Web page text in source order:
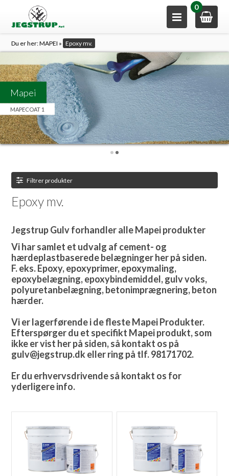
0
Du er her:MAPEI » Epoxy mv.
Mapei
MAPECOAT 1
Filtrer produkter
Epoxy mv.
Jegstrup Gulv forhandler alle Mapei produkter
Vi har samlet et udvalg af cement- og
hærdeplastbaserede belægninger her på siden.
F. eks. Epoxy, epoxyprimer, epoxymaling,
epoxybelægning, epoxybindemiddel, gulv voks,
polyuretanbelægning, betonimprægnering, beton
hærder.
Vi er lagerførende i de fleste Mapei Produkter.
Efterspørger du et specifikt Mapei produkt, som
ikke er vist her på siden, så kontakt os på
gulv@jegstrup.dk eller ring på tlf. 98171702.
Er du erhvervsdrivende så kontakt os for
yderligere info.